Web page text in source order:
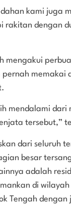
kami juga
rakitan dengan
mengakui
pernah memakai
mendalami dari
tersebut,”
dari seluruh
besar
adalah
di wilayah
Tengah dengan